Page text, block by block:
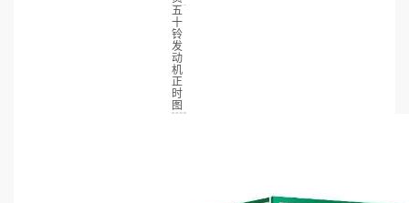
五
十
铃
发
动
机
正
时
图